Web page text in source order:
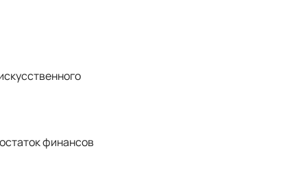
финансов